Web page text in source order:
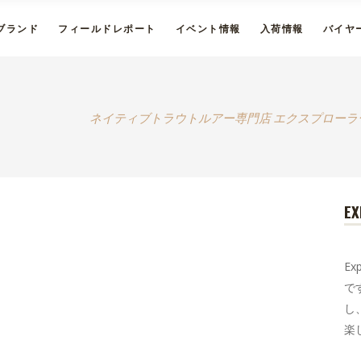
ランド フィールドレポート イベント情報 入荷情報 バイヤ
ネイティブトラウトルアー専門店 エクスプローラ
で
し
楽